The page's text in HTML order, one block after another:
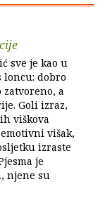
sve je kao u
loncu: dobro
a
Goli izraz,
viškova
višak,
izraste
je
njene su